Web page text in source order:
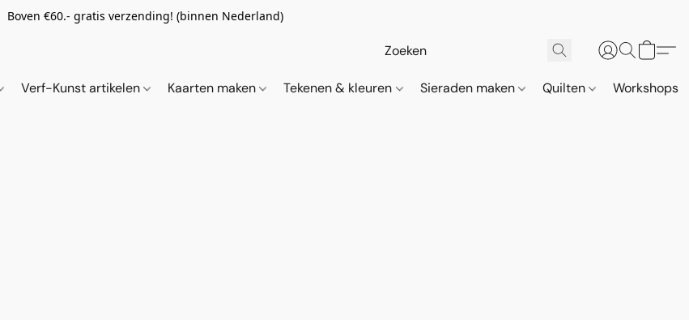
Boven €60.- gratis verzending! (binnen Nederland)
Verf-Kunst artikelen Kaarten maken Tekenen & kleuren Sieraden maken Quilten Workshops